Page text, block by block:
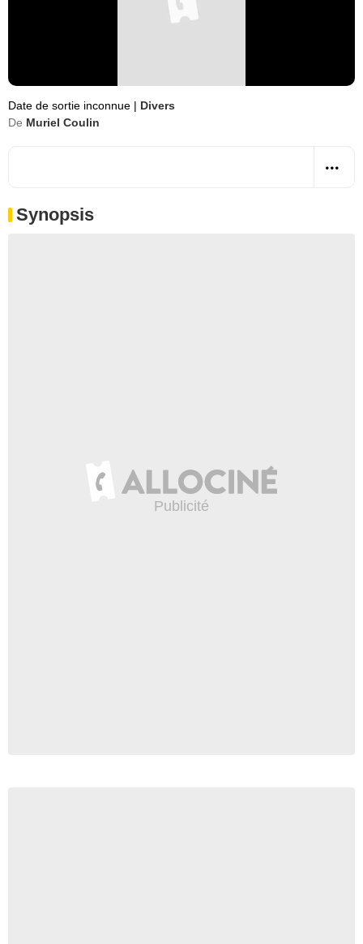
Date de sortie inconnue | Divers
De Muriel Coulin
Synopsis